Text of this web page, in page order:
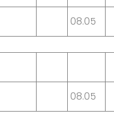
08.05
08.05